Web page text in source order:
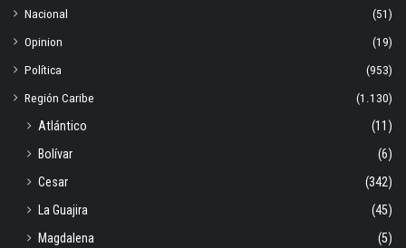
Nacional
(51)
Opinion
(19)
Política
(953)
Región Caribe
(1.130)
Atlántico
(11)
Bolívar
(6)
Cesar
(342)
La Guajira
(45)
Magdalena
(5)